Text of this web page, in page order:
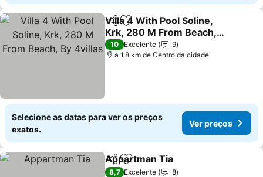
PartilharAdicionar aos favoritos
Villa 4 With Pool Soline,
Krk, 280 M From Beach,
By 4villas
10 Excelente
9
a 1.8 km de Centro da cidade
Selecione as datas para ver os preços
exatos.
Ver preços
PartilharAdicionar aos favoritos
Appartman Tia
8,7 Excelente
8